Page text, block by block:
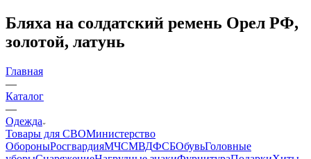
Бляха на солдатский ремень Орел РФ,
золотой, латунь
Главная
—
Каталог
—
Одежда
Товары для СВОМинистерство
ОбороныРосгвардияМЧСМВДФСБОбувьГоловные